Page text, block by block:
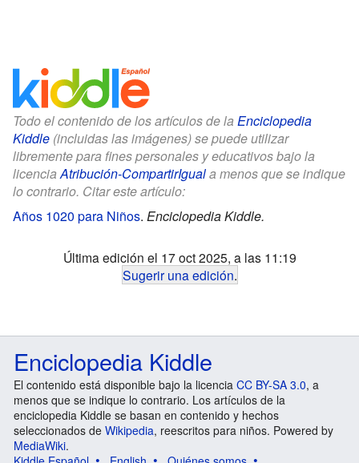
Todo el contenido de los artículos de la Enciclopedia
Kiddle (incluidas las imágenes) se puede utilizar
libremente para fines personales y educativos bajo la
licenciaAtribución-CompartirIguala menos que se indique
lo contrario. Citar este artículo:
Años 1020 para Niños. Enciclopedia Kiddle.
Última edición el 17 oct 2025, a las 11:19
Sugerir una edición.
Enciclopedia Kiddle
El contenido está disponible bajo la licencia CC BY-SA 3.0, a
menos que se indique lo contrario. Los artículos de la
enciclopedia Kiddle se basan en contenido y hechos
seleccionados de Wikipedia, reescritos para niños. Powered by
MediaWiki.